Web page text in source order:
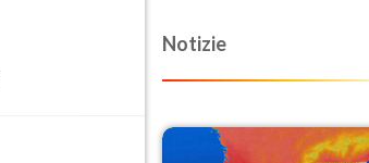
Notizie